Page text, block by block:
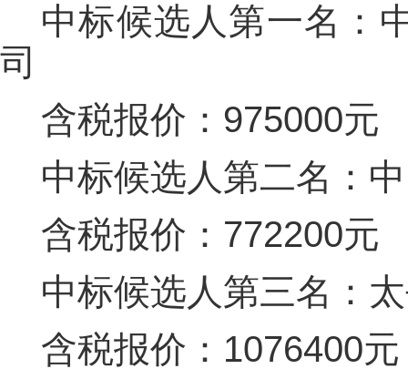
中标候选人第一名：
司
含税报价：975000元
中标候选人第二名：
含税报价：772200元
中标候选人第三名：
含税报价：1076400元